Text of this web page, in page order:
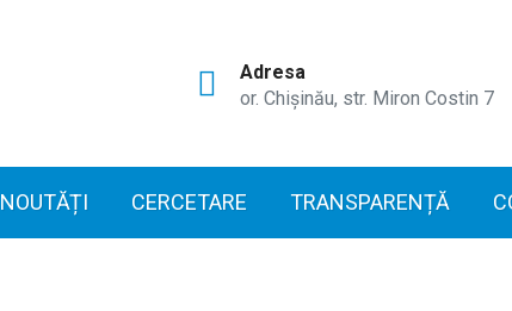
Adresa
or. Chișinău, str. Miron Costin 7
NOUTĂȚI CERCETARE TRANSPARENȚĂ